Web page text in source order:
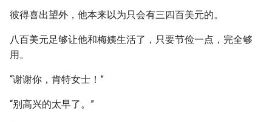
彼得喜出望外，他本来以为只会有三四百美元的。
八百美元足够让他和梅姨生活了，只要节俭一点，完全够
用。
“谢谢你，肯特女士！”
“别高兴的太早了。”